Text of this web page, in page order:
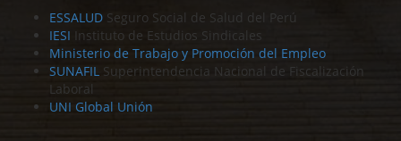
ESSALUD Seguro Social de Salud del Perú
IESI Instituto de Estudios Sindicales
Ministerio de Trabajo y Promoción del Empleo
SUNAFIL Superintendencia Nacional de Fiscalización
Laboral
UNI Global Unión